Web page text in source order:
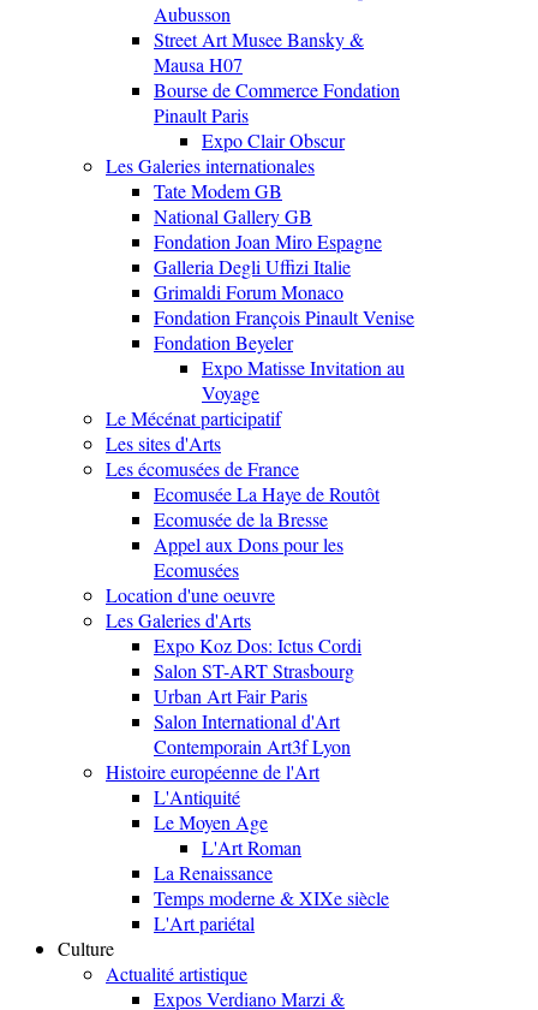
Aubusson
Street Art Musee Bansky &
Mausa H07
Bourse de Commerce Fondation
Pinault Paris
Expo Clair Obscur
Les Galeries internationales
Tate Modem GB
National Gallery GB
Fondation Joan Miro Espagne
Galleria Degli Uffizi Italie
Grimaldi Forum Monaco
Fondation François Pinault Venise
Fondation Beyeler
Expo Matisse Invitation au
Voyage
Le Mécénat participatif
Les sites d'Arts
Les écomusées de France
Ecomusée La Haye de Routôt
Ecomusée de la Bresse
Appel aux Dons pour les
Ecomusées
Location d'une oeuvre
Les Galeries d'Arts
Expo Koz Dos: Ictus Cordi
Salon ST-ART Strasbourg
Urban Art Fair Paris
Salon International d'Art
Contemporain Art3f Lyon
Histoire européenne de l'Art
L'Antiquité
Le Moyen Age
L'Art Roman
La Renaissance
Temps moderne & XIXe siècle
L'Art pariétal
Culture
Actualité artistique
Expos Verdiano Marzi &